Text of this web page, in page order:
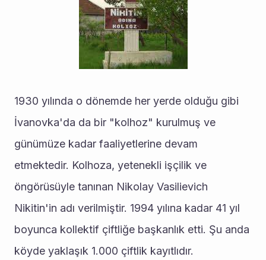
1930 yılında o dönemde her yerde olduğu gibi
İvanovka'da da bir "kolhoz" kurulmuş ve
günümüze kadar faaliyetlerine devam
etmektedir. Kolhoza, yetenekli işçilik ve
öngörüsüyle tanınan Nikolay Vasilievich
Nikitin'in adı verilmiştir. 1994 yılına kadar 41 yıl
boyunca kollektif çiftliğe başkanlık etti. Şu anda
köyde yaklaşık 1.000 çiftlik kayıtlıdır.